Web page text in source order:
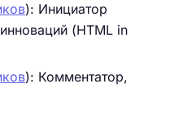
): Инициатор
(HTML in
): Комментатор,